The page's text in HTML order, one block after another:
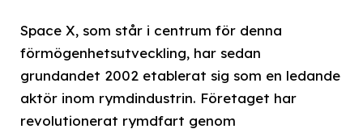
Space X, som står i centrum för denna
förmögenhetsutveckling, har sedan
grundandet 2002 etablerat sig som en ledande
aktör inom rymdindustrin. Företaget har
revolutionerat rymdfart genom